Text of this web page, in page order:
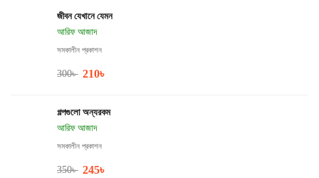
জীবন যেখানে যেমন
আরিফ আজাদ
সমকালীন প্রকাশন
300৳ 210৳
গল্পগুলো অন্যরকম
আরিফ আজাদ
সমকালীন প্রকাশন
350৳ 245৳